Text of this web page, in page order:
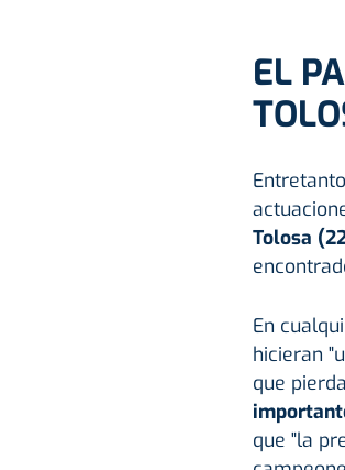
EL
Tolosa
En
hicieran
que
que "la